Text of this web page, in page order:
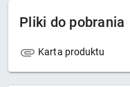
Pliki do pobrania
Karta produktu